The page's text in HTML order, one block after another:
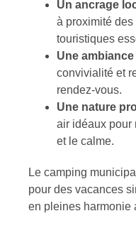
Un ancrage
à proximité
touristiques
Une
convivialité et
rendez-vous.
Une nature
air idéaux pour
et le calme.
Le camping
pour des vacances
en pleines harmonie